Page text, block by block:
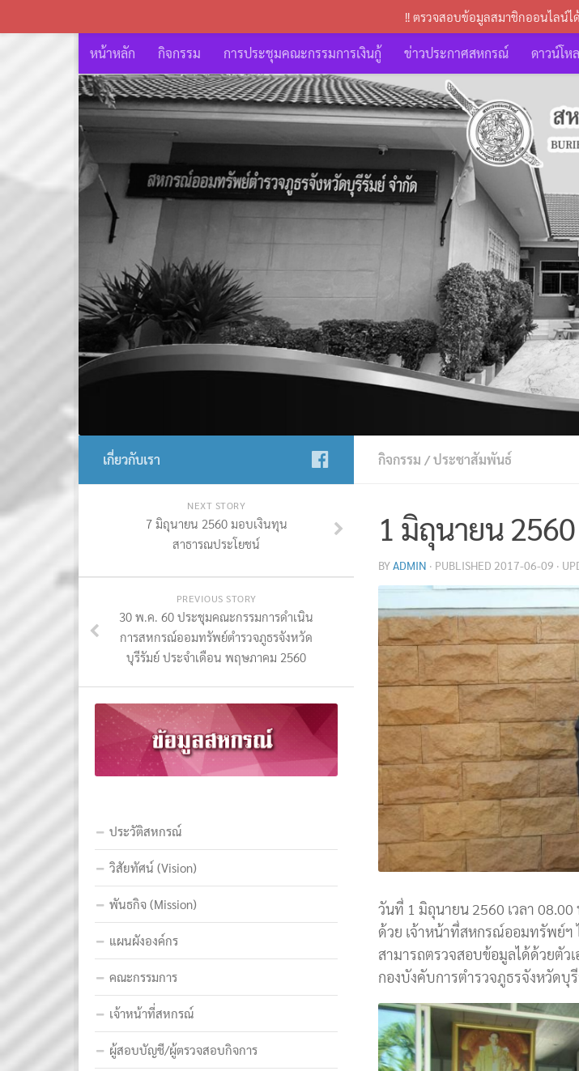
หน้าหลัก กิจกรรม การประชุมคณะกรรมการเงินกู้ ข่าวประกาศสหกรณ์ ดาวน์โห
กิจกรรม /ประชาสัมพันธ์
1 มิถุนายน
BY ADMIN · PUBLISHED 2017-06-09 ·
วันที่ 1 มิถุนายน 2560 เวลา
ด้วย เจ้าหน้าที่สหกรณ์ออมทรัพย์
สามารถตรวจสอบข้อมูลได้ด้วยตัว
กองบังคับการตำรวจภูธรจังหวัดบุ
เกี่ยวกับเรา
NEXT STORY
7 มิถุนายน 2560 มอบเงินทุน
สาธารณประโยชน์
PREVIOUS STORY
30 พ.ค. 60 ประชุมคณะกรรมการดำเนิน
การสหกรณ์ออมทรัพย์ตำรวจภูธรจังหวัด
บุรีรัมย์ ประจำเดือน พฤษภาคม 2560
ประวัติสหกรณ์
วิสัยทัศน์ (Vision)
พันธกิจ (Mission)
แผนผังองค์กร
คณะกรรมการ
เจ้าหน้าที่สหกรณ์
ผู้สอบบัญชี/ผู้ตรวจสอบกิจการ
!! ตรวจสอบข้อมูลสมาชิกออนไลน์ไ